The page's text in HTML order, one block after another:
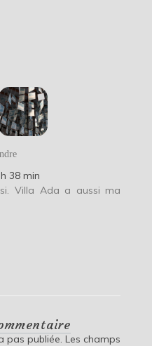
38 min
Villa Ada a aussi ma
pas publiée. Les champs